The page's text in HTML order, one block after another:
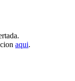
aqui.